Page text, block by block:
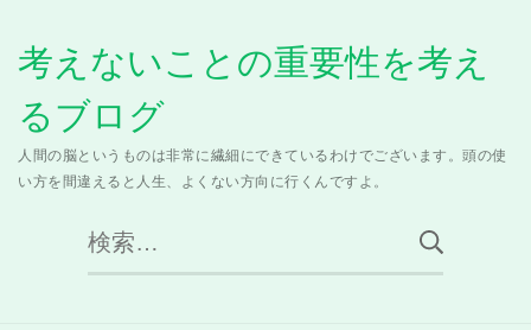
to
content
考えないことの重要性を考え
るブログ
人間の脳というものは非常に繊細にできているわけでございます。頭の使
い方を間違えると人生、よくない方向に行くんですよ。
検
索: